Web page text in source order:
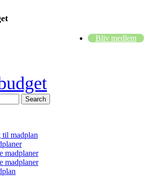
Bliv medlem
til madplan
madplaner
madplaner